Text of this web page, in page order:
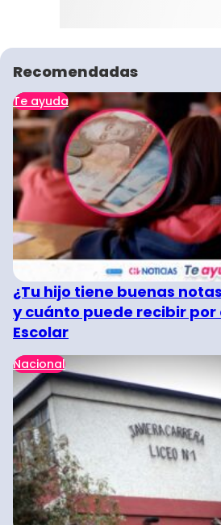
Recomendadas
Te ayuda
¿Tu hijo tiene buenas
y cuánto puede recibir por
Escolar
Nacional